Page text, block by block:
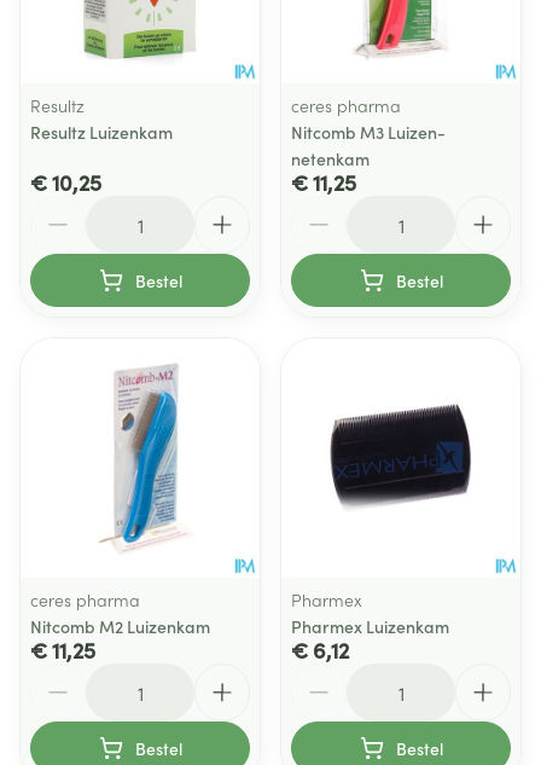
Resultz
Resultz Luizenkam
€ 10,25
Bestel
ceres pharma
Nitcomb M3 Luizen-
netenkam
€ 11,25
Bestel
ceres pharma
Nitcomb M2 Luizenkam
€ 11,25
Bestel
Pharmex
Pharmex Luizenkam
€ 6,12
Bestel